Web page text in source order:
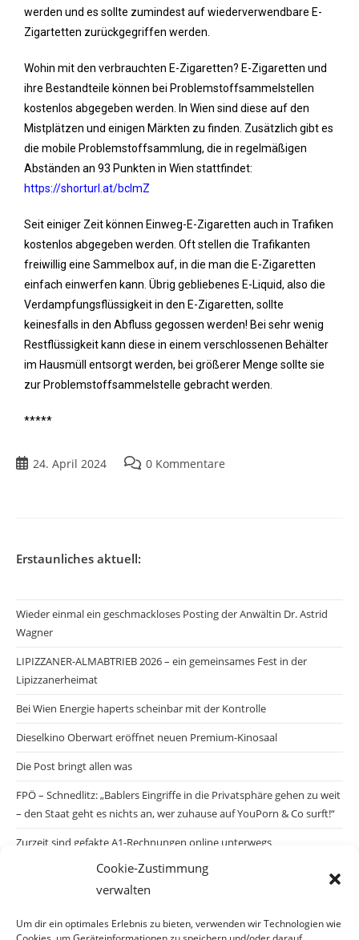
Cookie-Zustimmung
verwalten
Um dir ein optimales Erlebnis zu bieten, verwenden wir Technologien wie
werden und es sollte zumindest auf wiederverwendbare E-
Zigartetten zurückgegriffen werden.
Wohin mit den verbrauchten E-Zigaretten? E-Zigaretten und
ihre Bestandteile können bei Problemstoffsammelstellen
kostenlos abgegeben werden. In Wien sind diese auf den
Mistplätzen und einigen Märkten zu finden. Zusätzlich gibt es
die mobile Problemstoffsammlung, die in regelmäßigen
Abständen an 93 Punkten in Wien stattfindet:
https://shorturl.at/bclmZ
Seit einiger Zeit können Einweg-E-Zigaretten auch in Trafiken
kostenlos abgegeben werden. Oft stellen die Trafikanten
freiwillig eine Sammelbox auf, in die man die E-Zigaretten
einfach einwerfen kann. Übrig gebliebenes E-Liquid, also die
Verdampfungsflüssigkeit in den E-Zigaretten, sollte
keinesfalls in den Abfluss gegossen werden! Bei sehr wenig
Restflüssigkeit kann diese in einem verschlossenen Behälter
im Hausmüll entsorgt werden, bei größerer Menge sollte sie
zur Problemstoffsammelstelle gebracht werden.
*****
24. April 2024 0 Kommentare
Erstaunliches aktuell:
Wieder einmal ein geschmackloses Posting der Anwältin Dr. Astrid
Wagner
LIPIZZANER-ALMABTRIEB 2026 – ein gemeinsames Fest in der
Lipizzanerheimat
Bei Wien Energie haperts scheinbar mit der Kontrolle
Dieselkino Oberwart eröffnet neuen Premium-Kinosaal
Die Post bringt allen was
FPÖ – Schnedlitz: „Bablers Eingriffe in die Privatsphäre gehen zu weit
– den Staat geht es nichts an, wer zuhause auf YouPorn & Co surft!“
Zurzeit sind gefakte A1-Rechnungen online unterwegs
Salzburgs Juden und ihre Sicherheit: „Erst nach einem Anschlag wäre
die Gefahr endlich konkret!“
Biologisches Wunder in Ceuta